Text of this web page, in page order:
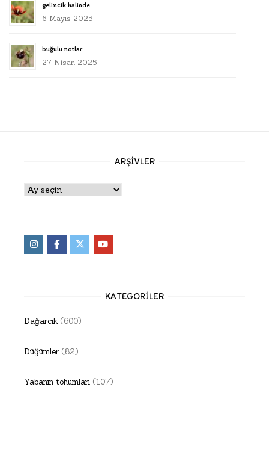
gelincik halinde
6 Mayıs 2025
buğulu notlar
27 Nisan 2025
ARŞIVLER
Arşivler
KATEGORILER
Dağarcık (600)
Düğümler (82)
Yabanın tohumları (107)